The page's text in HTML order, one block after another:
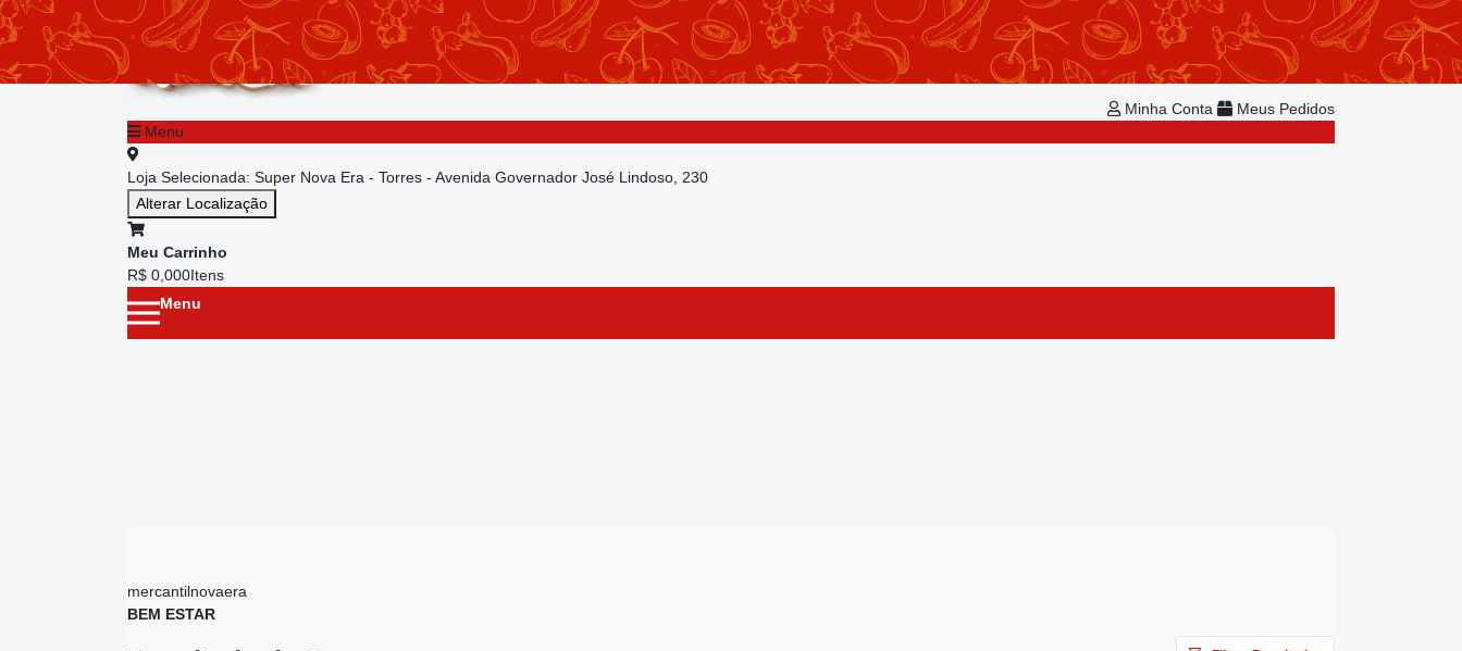
Repetir Pedido
Minha Conta
Bem-vindo!Já é cadastrado?
Minha Conta
Meus Pedidos
Menu
Loja Selecionada: Super Nova Era - Torres - Avenida Governador José Lindoso, 230
Alterar Localização
Meu Carrinho
R$ 0,000Itens
Menu
Menu principal
mercantilnovaera
BEM ESTAR